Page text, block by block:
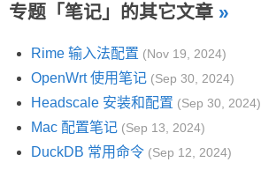
专题「笔记」的其它文章 »
Rime 输入法配置 (Nov 19, 2024)
OpenWrt 使用笔记 (Sep 30, 2024)
Headscale 安装和配置 (Sep 30, 2024)
Mac 配置笔记 (Sep 13, 2024)
DuckDB 常用命令 (Sep 12, 2024)